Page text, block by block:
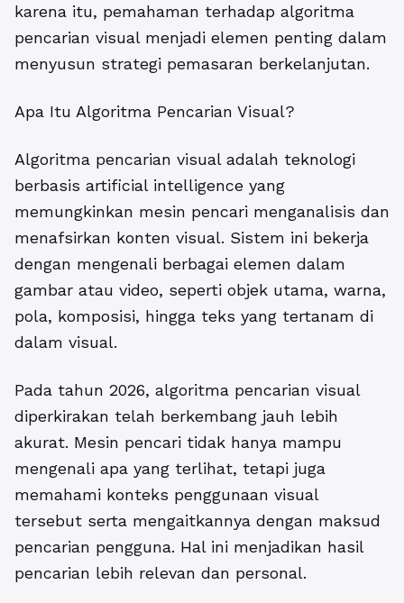
karena itu, pemahaman terhadap algoritma
pencarian visual menjadi elemen penting dalam
menyusun strategi pemasaran berkelanjutan.
Apa Itu Algoritma Pencarian Visual?
Algoritma pencarian visualadalah teknologi
berbasis artificial intelligence yang
memungkinkan mesin pencari menganalisis dan
menafsirkan konten visual. Sistem ini bekerja
dengan mengenali berbagai elemen dalam
gambar atau video, seperti objek utama, warna,
pola, komposisi, hingga teks yang tertanam di
dalam visual.
Pada tahun 2026, algoritma pencarian visual
diperkirakan telah berkembang jauh lebih
akurat. Mesin pencari tidak hanya mampu
mengenali apa yang terlihat, tetapi juga
memahami konteks penggunaan visual
tersebut serta mengaitkannya dengan maksud
pencarian pengguna. Hal ini menjadikan hasil
pencarian lebih relevan dan personal.